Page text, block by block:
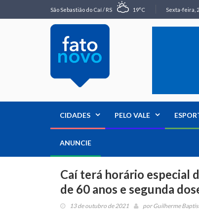
São Sebastião do Caí / RS 19°C Sexta-feira,
CIDADES PELO VALE
ANUNCIE
Caí terá horário especial
de 60 anos e segunda
13 de outubro de 2021 porGuilherme